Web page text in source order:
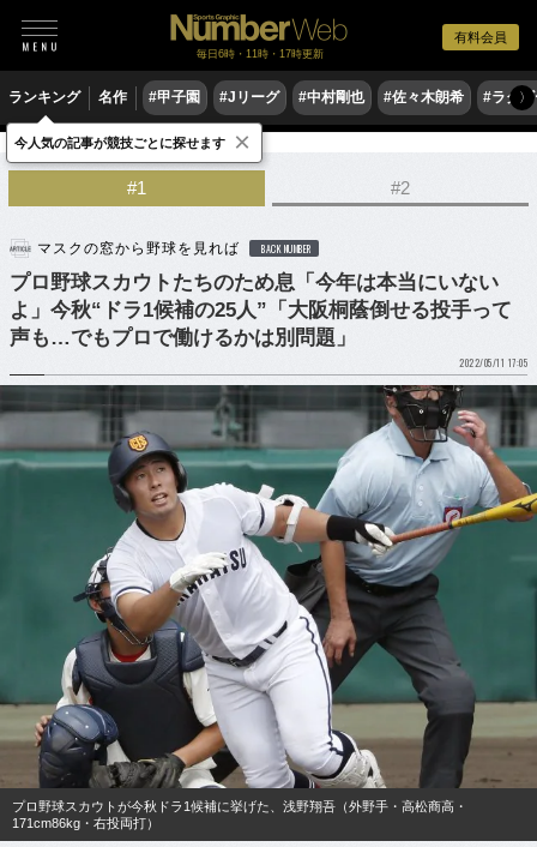
有料会員
毎日6時・11時・17時更新
ランキング 名作 #甲子園 #Jリーグ #中村剛也 #佐々木朗希 #ラグ〉
野球 プロ野球 ドラフト会議
#1 #2
マスクの窓から野球を見れば BACK NUMBER
プロ野球スカウトたちのため息「今年は本当にいない
よ」今秋“ドラ1候補の25人”「大阪桐蔭倒せる投手って
声も…でもプロで働けるかは別問題」
2022/05/11 17:05
プロ野球スカウトが今秋ドラ1候補に挙げた、浅野翔吾（外野手・高松商高・
171cm86kg・右投両打）
今人気の記事が競技ごとに探せます ×